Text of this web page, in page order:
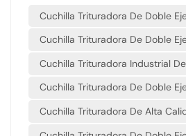
"dientes" o ganchos en un solo
solo gancho: Cuentan con un
objetos voluminosos como
grandes. Proporcionan una gran
irregular. Cuchillas multigancho (3,
Cuchilla Trituradora De Doble
Cuchilla Trituradora De Doble
Cuchilla Trituradora Industrial
Cuchilla Trituradora De Doble
Cuchilla Trituradora De Alta